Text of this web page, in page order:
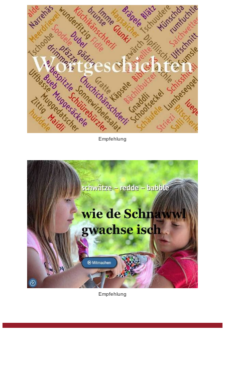
Empfehlung
Empfehlung